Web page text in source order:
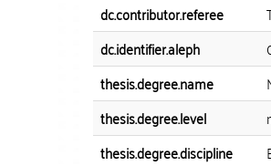
dc.contributor.referee
dc.identifier.aleph
thesis.degree.name
thesis.degree.level
thesis.degree.discipline